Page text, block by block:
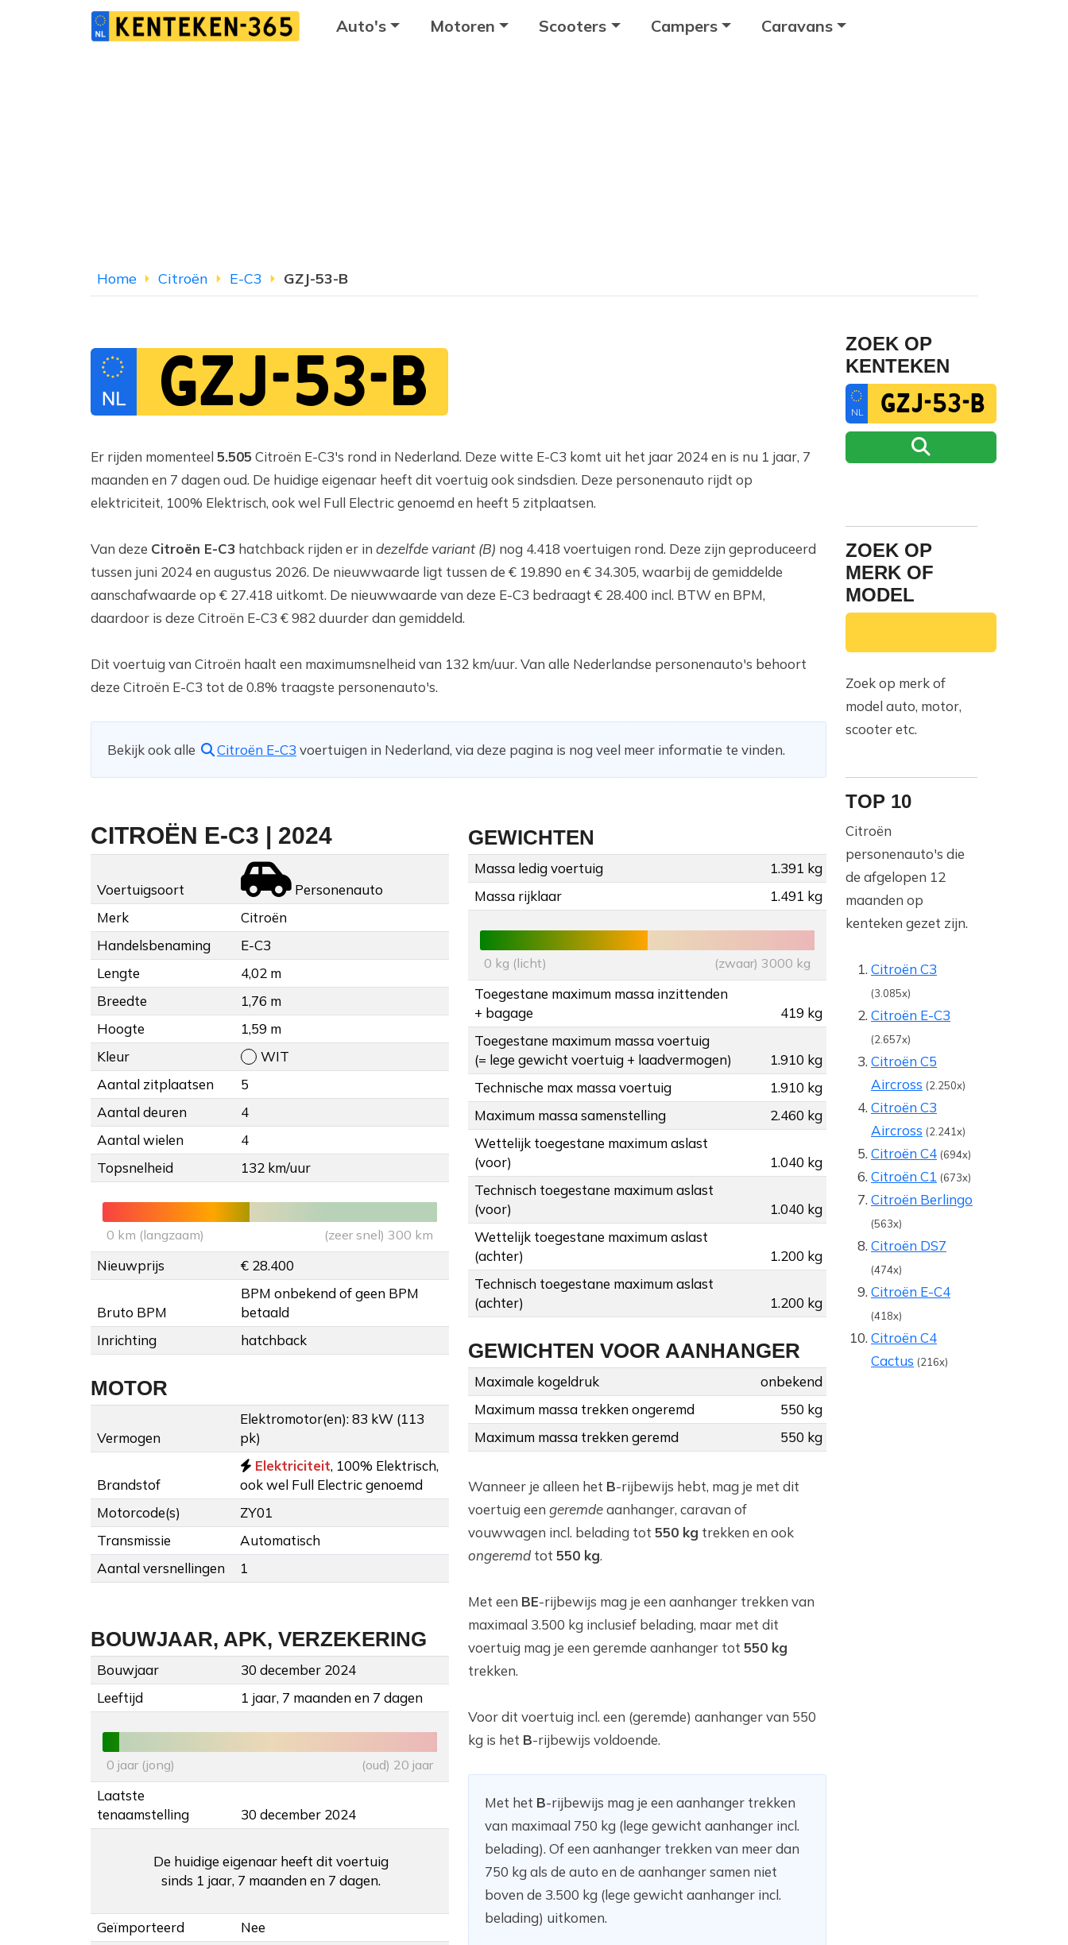
Auto's Motoren Scooters Campers Caravans
Home Citroën E-C3 GZJ-53-B
GZJ-53-B
Er rijden momenteel 5.505 Citroën E-C3's rond in Nederland. Deze witte E-C3 komt uit het jaar 2024 en is nu 1 jaar, 7
maanden en 7 dagen oud. De huidige eigenaar heeft dit voertuig ook sindsdien. Deze personenauto rijdt op
elektriciteit, 100% Elektrisch, ook wel Full Electric genoemd en heeft 5 zitplaatsen.
Van deze Citroën E-C3 hatchback rijden er in dezelfde variant (B) nog 4.418 voertuigen rond. Deze zijn geproduceerd
tussen juni 2024 en augustus 2026. De nieuwwaarde ligt tussen de € 19.890 en € 34.305, waarbij de gemiddelde
aanschafwaarde op € 27.418 uitkomt. De nieuwwaarde van deze E-C3 bedraagt € 28.400 incl. BTW en BPM,
daardoor is deze Citroën E-C3 € 982 duurder dan gemiddeld.
Dit voertuig van Citroën haalt een maximumsnelheid van 132 km/uur. Van alle Nederlandse personenauto's behoort
deze Citroën E-C3 tot de 0.8% traagste personenauto's.
Bekijk ook alle Citroën E-C3 voertuigen in Nederland, via deze pagina is nog veel meer informatie te vinden.
CITROËN E-C3 | 2024
Voertuigsoort
Personenauto
Merk
Citroën
Handelsbenaming
E-C3
Lengte
4,02 m
Breedte
1,76 m
Hoogte
1,59 m
Kleur
WIT
Aantal zitplaatsen
5
Aantal deuren
4
Aantal wielen
4
Topsnelheid
132 km/uur
0 km (langzaam) (zeer snel) 300 km
Nieuwprijs € 28.400
Bruto BPM
BPM onbekend of geen BPM
betaald
Inrichting
hatchback
MOTOR
Vermogen
Elektromotor(en): 83 kW (113
pk)
Brandstof
Elektriciteit, 100% Elektrisch,
ook wel Full Electric genoemd
Motorcode(s)
ZY01
Transmissie
Automatisch
Aantal versnellingen
1
BOUWJAAR, APK, VERZEKERING
Bouwjaar
30 december 2024
Leeftijd
1 jaar, 7 maanden en 7 dagen
0 jaar (jong) (oud) 20 jaar
Laatste
tenaamstelling
30 december 2024
De huidige eigenaar heeft dit voertuig
sinds 1 jaar, 7 maanden en 7 dagen.
Geïmporteerd
Nee
GEWICHTEN
Massa ledig voertuig
1.391 kg
Massa rijklaar
1.491 kg
0 kg (licht) (zwaar) 3000 kg
Toegestane maximum massa inzittenden
+ bagage
419 kg
Toegestane maximum massa voertuig
(= lege gewicht voertuig + laadvermogen)
1.910 kg
Technische max massa voertuig
1.910 kg
Maximum massa samenstelling
2.460 kg
Wettelijk toegestane maximum aslast
(voor)
1.040 kg
Technisch toegestane maximum aslast
(voor)
1.040 kg
Wettelijk toegestane maximum aslast
(achter)
1.200 kg
Technisch toegestane maximum aslast
(achter)
1.200 kg
GEWICHTEN VOOR AANHANGER
Maximale kogeldruk
onbekend
Maximum massa trekken ongeremd
550 kg
Maximum massa trekken geremd
550 kg
Wanneer je alleen het B-rijbewijs hebt, mag je met dit
voertuig een geremdeaanhanger, caravan of
vouwwagen incl. belading tot 550 kg trekken en ook
ongeremd tot 550 kg.
Met een BE-rijbewijs mag je een aanhanger trekken van
maximaal 3.500 kg inclusief belading, maar met dit
voertuig mag je een geremde aanhanger tot 550 kg
trekken.
Voor dit voertuig incl. een (geremde) aanhanger van 550
kg is het B-rijbewijs voldoende.
Met het B-rijbewijs mag je een aanhanger trekken
van maximaal 750 kg (lege gewicht aanhanger incl.
belading). Of een aanhanger trekken van meer dan
750 kg als de auto en de aanhanger samen niet
boven de 3.500 kg (lege gewicht aanhanger incl.
belading) uitkomen.
ZOEK OP
KENTEKEN
NL
ZOEK OP
MERK OF
MODEL
Zoek op merk of
model auto, motor,
scooter etc.
TOP 10
Citroën
personenauto's die
de afgelopen 12
maanden op
kenteken gezet zijn.
Citroën C3
(3.085x)
Citroën E-C3
(2.657x)
Citroën C5
Aircross (2.250x)
Citroën C3
Aircross (2.241x)
Citroën C4 (694x)
Citroën C1 (673x)
Citroën Berlingo
(563x)
Citroën DS7
(474x)
Citroën E-C4
(418x)
Citroën C4
Cactus (216x)